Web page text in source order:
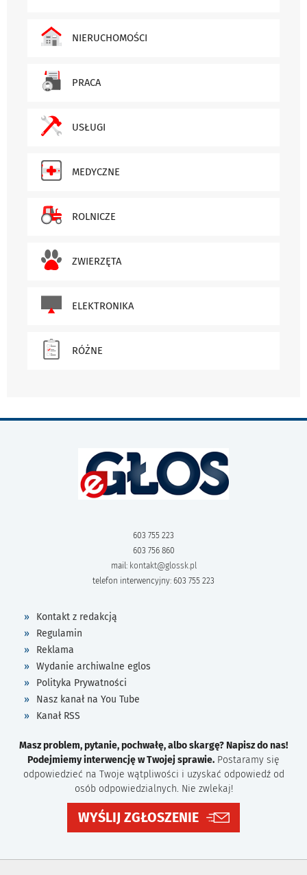
NIERUCHOMOŚCI
PRACA
USŁUGI
MEDYCZNE
ROLNICZE
ZWIERZĘTA
ELEKTRONIKA
RÓŻNE
603 755 223
603 756 860
mail: kontakt@glossk.pl
telefon interwencyjny: 603 755 223
Kontakt z redakcją
Regulamin
Reklama
Wydanie archiwalne eglos
Polityka Prywatności
Nasz kanał na You Tube
Kanał RSS
Masz problem, pytanie, pochwałę, albo skargę? Napisz do nas!
Podejmiemy interwencję w Twojej sprawie. Postaramy się
odpowiedzieć na Twoje wątpliwości i uzyskać odpowiedź od
osób odpowiedzialnych. Nie zwlekaj!
WYŚLIJ ZGŁOSZENIE